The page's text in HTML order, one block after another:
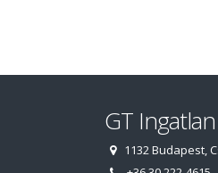
GT Ingatlan
1132 Budapest,